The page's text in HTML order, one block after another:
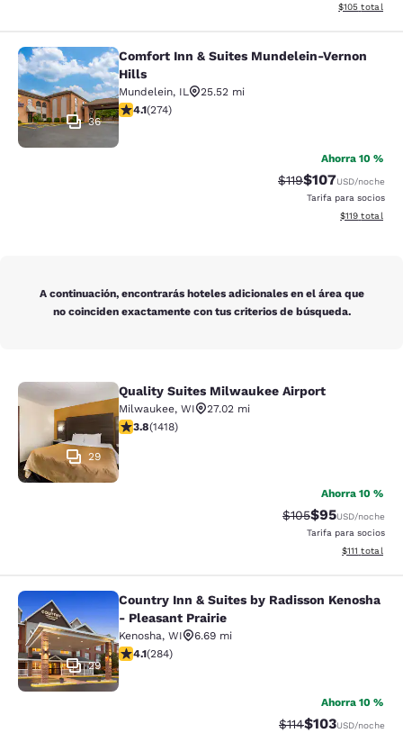
Ver detalles
$105 total
Comfort Inn & Suites Mundelein-
36
Comfort Inn & Suites Mundelein-Vernon
Hills
Mundelein, IL
25.52 mi
calificación de 4.12 estrellas. Muy bueno. 274 reseñas
4.1(274)
Ahorra 10 %
Precio tachado:
$119Precio con
$107USD/noche
Tarifa para socios
Ver detalles
$119 total
A continuación, encontrarás hoteles adicionales en el área que
no coinciden exactamente con tus criterios de búsqueda.
Quality Suites Milwaukee Airport
29
Quality Suites Milwaukee Airport
Milwaukee, WI
27.02 mi
calificación de 3.82 estrellas. Bueno. 1418 reseñas
3.8(1418)
Ahorra 10 %
Precio tachado:
$105Precio con
$95USD/noche
Tarifa para socios
Ver detalles
$111 total
Country Inn & Suites by Radisson
29
Country Inn & Suites by Radisson Kenosha
- Pleasant Prairie
Kenosha, WI
6.69 mi
calificación de 4.1 estrellas. Muy bueno. 284 reseñas
4.1(284)
Ahorra 10 %
Precio tachado:
$114Precio con
$103USD/noche